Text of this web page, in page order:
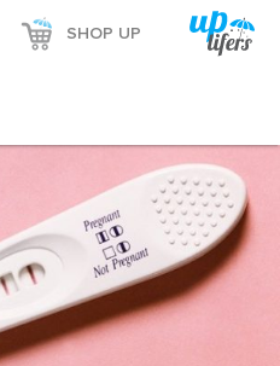
Reklamı Göster
Reklamı Gizle
SHOP UP